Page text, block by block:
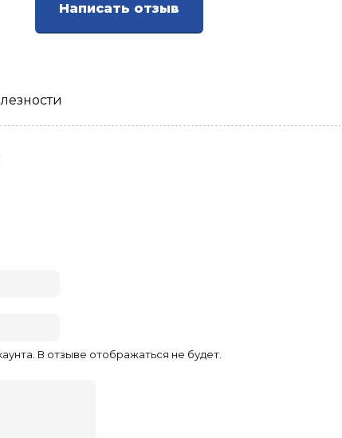
Написать отзыв
В отзыве отображаться не будет.